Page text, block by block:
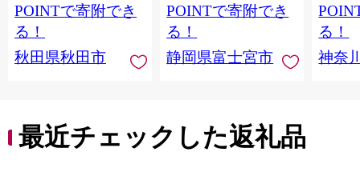
トイレットペーパー
日本製紙クレシア] 秋
田県秋田市
POINTで寄附でき
る！
秋田県秋田市
香りつき 日用品 消耗
品 備蓄
POINTで寄附でき
る！
静岡県富士宮市
防災
ペー
川県
トペー
る！
神奈
最近チェックした返礼品